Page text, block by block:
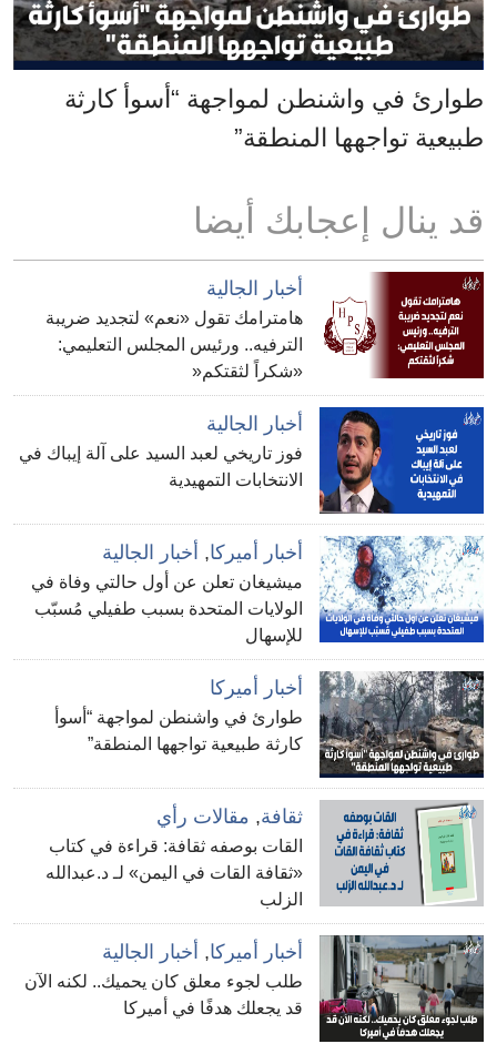
طوارئ في واشنطن لمواجهة “أسوأ كارثة
طبيعية تواجهها المنطقة”
قد ينال إعجابك أيضا
أخبار الجالية
هامترامك تقول «نعم» لتجديد ضريبة
الترفيه.. ورئيس المجلس التعليمي:
«شكراً لثقتكم«
أخبار الجالية
فوز تاريخي لعبد السيد على آلة إيباك في
الانتخابات التمهيدية
أخبار أميركا, أخبار الجالية
ميشيغان تعلن عن أول حالتي وفاة في
الولايات المتحدة بسبب طفيلي مُسبّب
للإسهال
أخبار أميركا
طوارئ في واشنطن لمواجهة “أسوأ
كارثة طبيعية تواجهها المنطقة”
ثقافة, مقالات رأي
القات بوصفه ثقافة: قراءة في كتاب
«ثقافة القات في اليمن» لـ د.عبدالله
الزلب
أخبار أميركا, أخبار الجالية
طلب لجوء معلق كان يحميك.. لكنه الآن
قد يجعلك هدفًا في أميركا